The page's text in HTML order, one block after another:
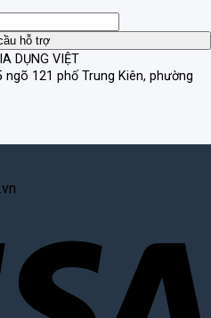
DỤNG VIỆT
121 phố Trung Kiên, phường